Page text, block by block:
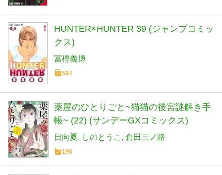
HUNTER×HUNTER 39 (ジャンプコミッ
クス)
冨樫義博
594
薬屋のひとりごと~猫猫の後宮謎解き手
帳~ (22) (サンデーGXコミックス)
日向夏 しのとうこ 倉田三ノ路
196